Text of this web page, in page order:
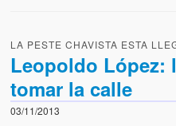
¡Bienvenido!
Todos Unidos por
Blog. (Todos Unidos por
LA PESTE CHAVISTA ESTA
Leopoldo López:
tomar la calle
03/11/2013